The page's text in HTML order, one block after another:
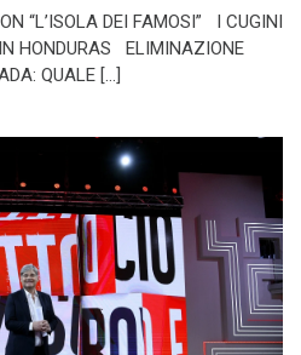
“L’ISOLA DEI FAMOSI” I CUGINI
HONDURAS ELIMINAZIONE
QUALE […]